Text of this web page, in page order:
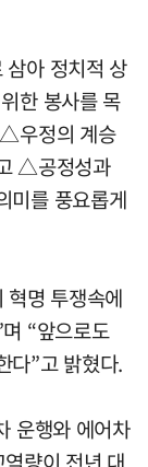
아 정치적 상
한 봉사를 목
우정의 계승
△공정성과
미를 풍요롭게
혁명 투쟁속에
“앞으로도
다”고 밝혔다.
운행와 에어차